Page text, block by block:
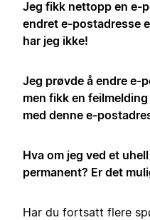
Jeg fikk nettopp en e-
endret e-postadresse
har jeg ikke!
Jeg prøvde å endre e-
men fikk en
med denne e-
Hva om jeg ved et
permanent? Er det
Har du fortsatt flere